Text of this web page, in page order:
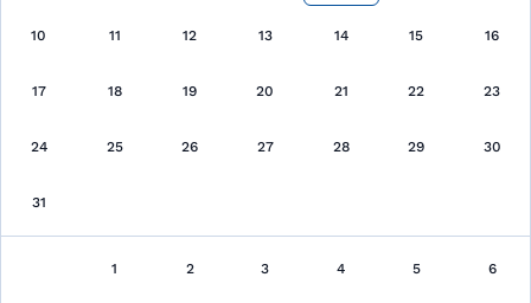
Căutare
Cazări
au fost găsite 15 unităţi de cazare
10 11 12 13 14 15 16
17 18 19 20 21 22 23
24 25 26 27 28 29 30
31
1 2 3 4 5 6